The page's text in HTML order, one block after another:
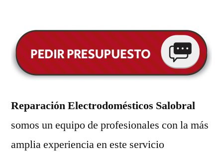
Reparación Electrodomésticos Salobral
somos un equipo de profesionales con la más
amplia experiencia en este servicio